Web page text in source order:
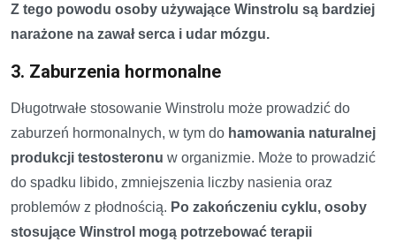
Z tego powodu osoby używające Winstrolu są bardziej
narażone na zawał serca i udar mózgu.
3. Zaburzenia hormonalne
Długotrwałe stosowanie Winstrolu może prowadzić do
zaburzeń hormonalnych, w tym do hamowania naturalnej
produkcji testosteronu w organizmie. Może to prowadzić
do spadku libido, zmniejszenia liczby nasienia oraz
problemów z płodnością. Po zakończeniu cyklu, osoby
stosujące Winstrol mogą potrzebować terapii